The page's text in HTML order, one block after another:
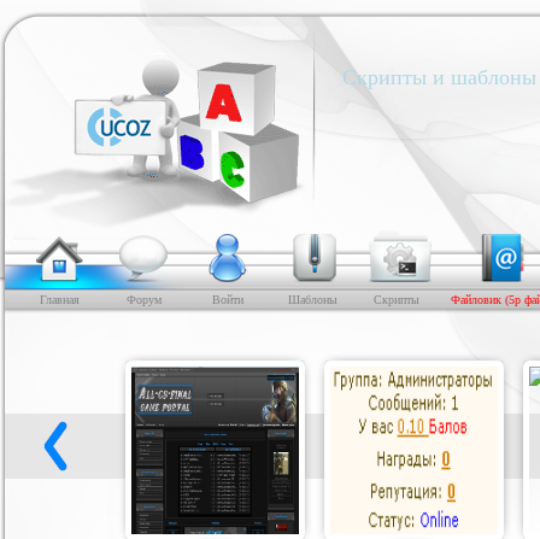
Скрипты и шаблоны
Главная Форум Войти Шаблоны Скрипты Файловик (5р